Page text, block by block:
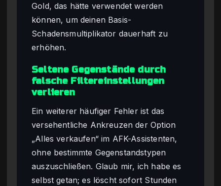
Gold, das hätte verwendet werden
können, um deinen Basis-
Schadensmultiplikator dauerhaft zu
erhöhen.
Seltene Gegenstände durch
falsche Filtereinstellungen
verlieren
Ein weiterer häufiger Fehler ist das
versehentliche Ankreuzen der Option
„Alles verkaufen“ im AFK-Assistenten,
ohne bestimmte Gegenstandstypen
auszuschließen. Glaub mir, ich habe es
selbst getan; es löscht sofort Stunden